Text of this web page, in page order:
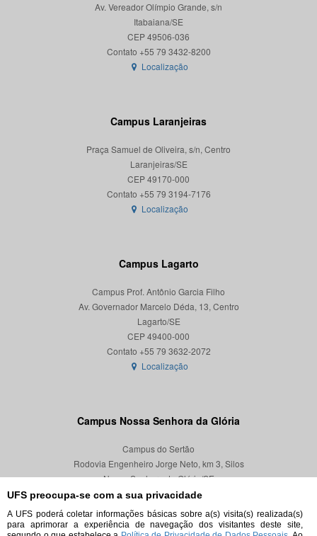
UFS preocupa-se com a sua privacidade
A UFS poderá coletar informações básicas sobre a(s) visita(s) realizada(s)
para aprimorar a experiência de navegação dos visitantes deste site,
Av. Vereador Olímpio Grande, s/n
Itabaiana/SE
CEP 49506-036
Localização
Campus Laranjeiras
Praça Samuel de Oliveira, s/n, Centro
Laranjeiras/SE
CEP 49170-000
Localização
Campus Lagarto
Campus Prof. Antônio Garcia Filho
Av. Governador Marcelo Déda, 13, Centro
Lagarto/SE
CEP 49400-000
Localização
Campus Nossa Senhora da Glória
Campus do Sertão
Rodovia Engenheiro Jorge Neto, km 3, Silos
Nossa Senhora da Glória/SE
CEP 49680-000
Localização